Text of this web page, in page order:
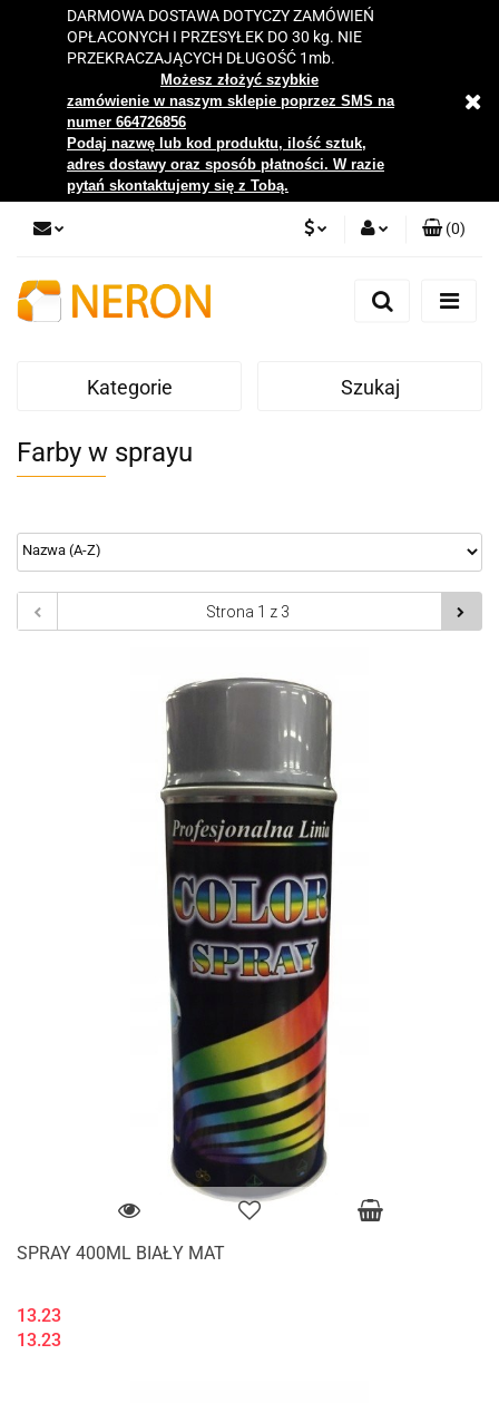
DARMOWA DOSTAWA DOTYCZY ZAMÓWIEŃ
OPŁACONYCH I PRZESYŁEK DO 30 kg. NIE
PRZEKRACZAJĄCYCH DŁUGOŚĆ 1mb.
Możesz złożyć szybkie
zamówienie w naszym sklepie poprzez SMS na
numer 664726856
Podaj nazwę lub kod produktu, ilość sztuk,
adres dostawy oraz sposób płatności. W razie
pytań skontaktujemy się z Tobą.
Zaloguj się
Zgody cookies
(0)
Kategorie Szukaj
Farby w sprayu
SPRAY 400ML BIAŁY MAT
13.23
13.23